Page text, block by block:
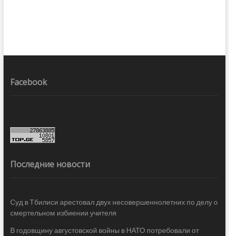
Facebook
Последние новости
Суд в Тбилиси арестовал двух несовершеннолетних по делу о
смертельном избиении учителя
В годовщину августовской войны в НАТО потребовали от